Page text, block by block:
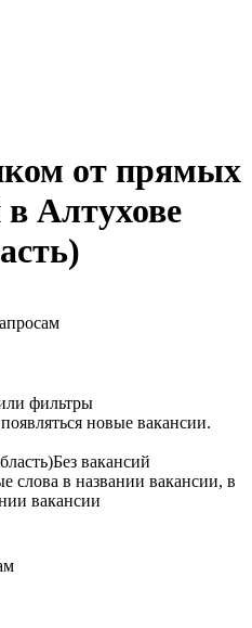
от прямых
в Алтухове
фильтры
новые вакансии.
Без вакансий
слова в названии вакансии, в
вакансии